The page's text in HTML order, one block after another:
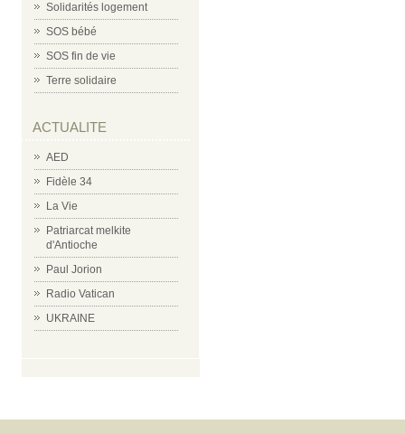
Solidarités logement
SOS bébé
SOS fin de vie
Terre solidaire
ACTUALITE
AED
Fidèle 34
La Vie
Patriarcat melkite
d'Antioche
Paul Jorion
Radio Vatican
UKRAINE